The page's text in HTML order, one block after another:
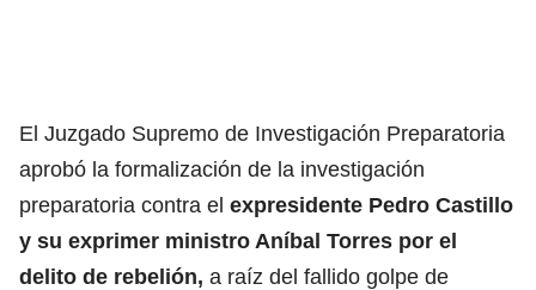
El Juzgado Supremo de Investigación Preparatoria
aprobó la formalización de la investigación
preparatoria contra el expresidente Pedro Castillo
y su exprimer ministro Aníbal Torres por el
delito de rebelión, a raíz del fallido golpe de